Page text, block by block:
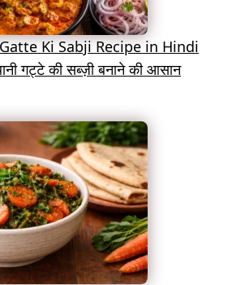
Ki Sabji Recipe in Hindi
गट्टे की सब्ज़ी बनाने की आसान